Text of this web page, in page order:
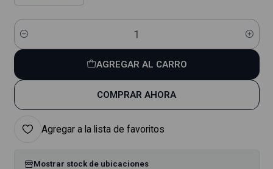
Cantidad
AGREGAR AL CARRO
COMPRAR AHORA
Agregar a la lista de favoritos
Mostrar stock de ubicaciones